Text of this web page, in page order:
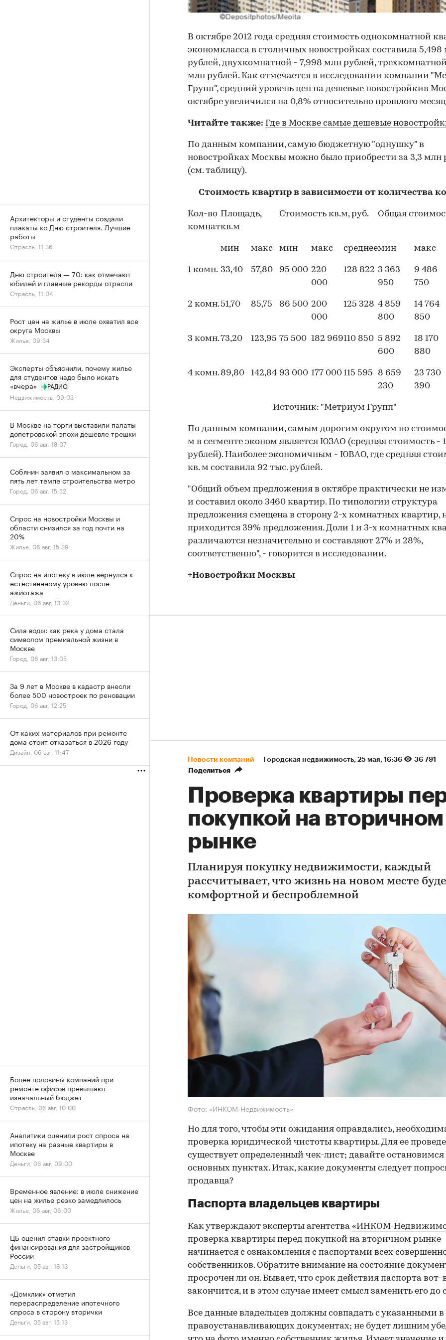
В октябре 2012 года средняя стоимость однокомнатной
экономкласса в столичных новостройках составила 5,498
рублей, двухкомнатной - 7,998 млн рублей,
млн рублей. Как отмечается в исследовании компании
Групп", средний уровень цен на дешевые новостройкив
октябре увеличился на 0,8% относительно прошлого
Читайте также: Где в Москве самые дешевые
По данным компании, самую бюджетную "однушку" в
новостройках Москвы можно было приобрести за 3,3 млн
(см. таблицу).
00:00 / 00:00
Стоимость квартир в зависимости от количества
Кол-во
комнат
Площадь,
кв.м
Стоимость кв.м, руб. Общая
мин макс мин макс среднеемин макс
1 комн. 33,40 57,80 95 000 220
000
128 822 3 363
950
9 486
750
2 комн.51,70 85,75 86 500 200
000
125 328 4 859
800
14 764
850
3 комн.73,20 123,95 75 500 182 969110 850 5 892
600
18 170
880
4 комн.89,80 142,84 93 000 177 000115 595
8 659
230
23 730
390
Источник: "Метриум Групп"
По данным компании, самым дорогим округом по
м в сегменте эконом является ЮЗАО (средняя стоимость -
рублей). Наиболее экономичным - ЮВАО, где средняя
кв. м составила 92 тыс. рублей.
"Общий объем предложения в октябре практически не
и составил около 3460 квартир. По типологии структура
предложения смещена в сторону 2-х комнатных квартир,
приходится 39% предложения. Доли 1 и 3-х комнатных
различаются незначительно и составляют 27% и 28%,
соответственно", - говорится в исследовании.
+Новостройки Москвы
Новости компаний Городская недвижимость⁠, 25 мая, 16:36
36 791
Поделиться
Проверка квартиры
покупкой на вторичном
рынке
Планируя покупку недвижимости, каждый
рассчитывает, что жизнь на новом месте
комфортной и беспроблемной
Фото: «ИНКОМ-Недвижимость»
Но для того, чтобы эти ожидания оправдались,
проверка юридической чистоты квартиры. Для ее
существует определенный чек-лист; давайте остановимся
основных пунктах. Итак, какие документы следует
продавца?
Паспорта владельцев квартиры
Как утверждают эксперты агентства «ИНКОМ-
проверка квартиры перед покупкой на вторичном рынке
начинается с ознакомления с паспортами всех
собственников. Обратите внимание на состояние
просрочен ли он. Бывает, что срок действия паспорта вот-
закончится, и в этом случае имеет смысл заменить его до
Все данные владельцев должны совпадать с указанными в
правоустанавливающих документах; не будет лишним
Архитекторы и студенты создали
плакаты ко Дню строителя. Лучшие
работы
Отрасль, 11:36
Дню строителя — 70: как отмечают
юбилей и главные рекорды отрасли
Отрасль, 11:04
Рост цен на жилье в июле охватил все
округа Москвы
Жилье, 09:34
Эксперты объяснили, почему жилье
для студентов надо было искать
«вчера»
РАДИО
Недвижимость, 09:03
В Москве на торги выставили палаты
допетровской эпохи дешевле трешки
Город, 06 авг, 18:07
Собянин заявил о максимальном за
пять лет темпе строительства метро
Город, 06 авг, 15:52
Спрос на новостройки Москвы и
области снизился за год почти на
20%
Жилье, 06 авг, 15:39
Спрос на ипотеку в июле вернулся к
естественному уровню после
ажиотажа
Деньги, 06 авг, 13:32
Сила воды: как река у дома стала
символом премиальной жизни в
Москве
Город, 06 авг, 13:05
За 9 лет в Москве в кадастр внесли
более 500 новостроек по реновации
Город, 06 авг, 12:25
От каких материалов при ремонте
дома стоит отказаться в 2026 году
Дизайн, 06 авг, 11:47
Более половины компаний при
ремонте офисов превышают
изначальный бюджет
Отрасль, 06 авг, 10:00
Аналитики оценили рост спроса на
ипотеку на разные квартиры в
Москве
Деньги, 06 авг, 09:00
Временное явление: в июле снижение
цен на жилье резко замедлилось
Жилье, 06 авг, 06:00
ЦБ оценил ставки проектного
финансирования для застройщиков
России
Деньги, 05 авг, 18:13
«Домклик» отметил
перераспределение ипотечного
спроса в сторону вторички
Деньги, 05 авг, 15:13